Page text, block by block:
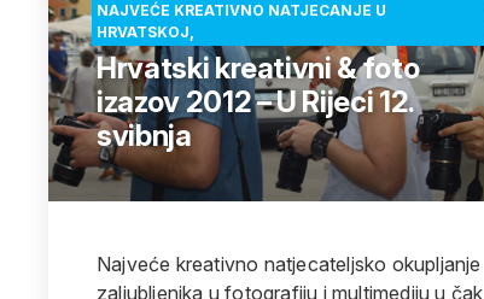
NAJVEĆE KREATIVNO NATJECANJE U
HRVATSKOJ,
Hrvatski kreativni & foto
izazov 2012 – U Rijeci 12.
svibnja
Najveće kreativno natjecateljsko okupljanje
zaljubljenika u fotografiju i multimediju u čak